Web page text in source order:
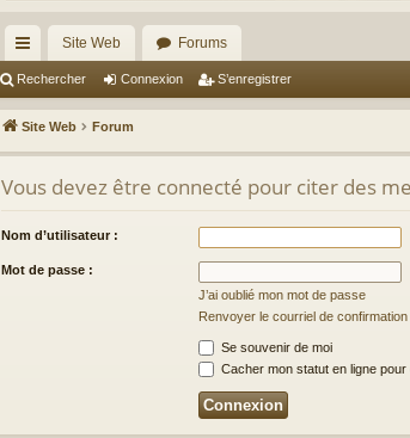
cc
ès
ra
pi
Site Web Forums
Rechercher Connexion S’enregistrer
Site Web Forum
Vous devez être connecté pour citer des
Nom d’utilisateur :
Mot de passe :
J’ai oublié mon mot de passe
Renvoyer le courriel de confirmation
Se souvenir de moi
Cacher mon statut en ligne